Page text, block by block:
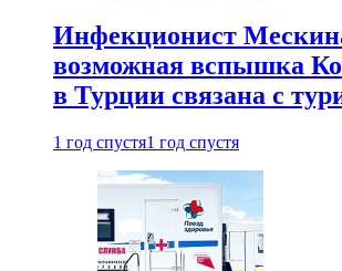
Инфекционист
возможная вспышка
в Турции связана с
1 год спустя1 год спустя